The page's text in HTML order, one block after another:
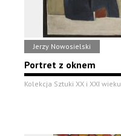
Jerzy Nowosielski
Portret z oknem
Kolekcja Sztuki XX i XXI wieku